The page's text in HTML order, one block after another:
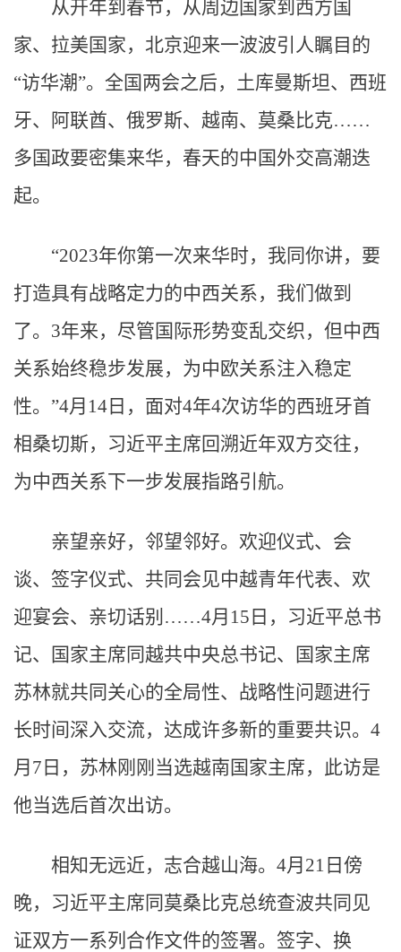
从开年到春节，从周边国家到西方国
家、拉美国家，北京迎来一波波引人瞩目的
“访华潮”。全国两会之后，土库曼斯坦、西班
牙、阿联酋、俄罗斯、越南、莫桑比克……
多国政要密集来华，春天的中国外交高潮迭
起。
“2023年你第一次来华时，我同你讲，要
打造具有战略定力的中西关系，我们做到
了。3年来，尽管国际形势变乱交织，但中西
关系始终稳步发展，为中欧关系注入稳定
性。”4月14日，面对4年4次访华的西班牙首
相桑切斯，习近平主席回溯近年双方交往，
为中西关系下一步发展指路引航。
亲望亲好，邻望邻好。欢迎仪式、会
谈、签字仪式、共同会见中越青年代表、欢
迎宴会、亲切话别……4月15日，习近平总书
记、国家主席同越共中央总书记、国家主席
苏林就共同关心的全局性、战略性问题进行
长时间深入交流，达成许多新的重要共识。4
月7日，苏林刚刚当选越南国家主席，此访是
他当选后首次出访。
相知无远近，志合越山海。4月21日傍
晚，习近平主席同莫桑比克总统查波共同见
证双方一系列合作文件的签署。签字、换